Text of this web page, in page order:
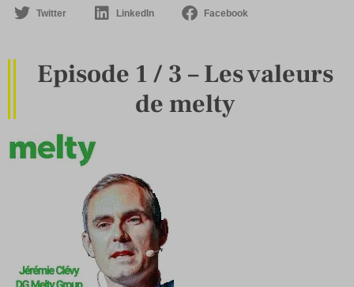
Twitter LinkedIn Facebook
Episode 1 / 3 – Les valeurs
de melty